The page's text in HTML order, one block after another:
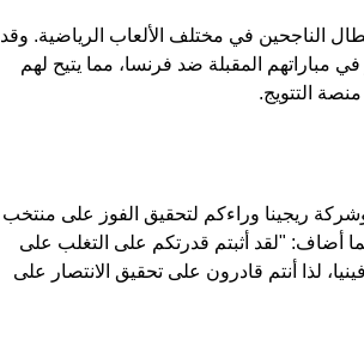
الناجحين في مختلف الألعاب الرياضية. وقد
مباراتهم المقبلة ضد فرنسا، مما يتيح لهم
ريجينا وراءكم لتحقيق الفوز على منتخب
أضاف: "لقد أثبتم قدرتكم على التغلب على
لذا أنتم قادرون على تحقيق الانتصار على